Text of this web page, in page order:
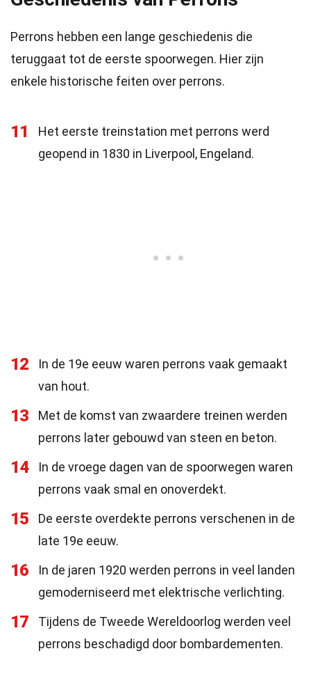
Perrons hebben een lange geschiedenis die
teruggaat tot de eerste spoorwegen. Hier zijn
enkele historische feiten over perrons.
11
Het eerste treinstation met perrons werd
geopend in 1830 in Liverpool, Engeland.
12
In de 19e eeuw waren perrons vaak gemaakt
van hout.
13
Met de komst van zwaardere treinen werden
perrons later gebouwd van steen en beton.
14
In de vroege dagen van de spoorwegen waren
perrons vaak smal en onoverdekt.
15
De eerste overdekte perrons verschenen in de
late 19e eeuw.
16
In de jaren 1920 werden perrons in veel landen
gemoderniseerd met elektrische verlichting.
17
Tijdens de Tweede Wereldoorlog werden veel
perrons beschadigd door bombardementen.